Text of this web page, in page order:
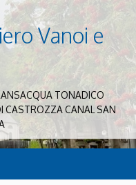
Vanoi e
TONADICO
CASTROZZA CANAL SAN